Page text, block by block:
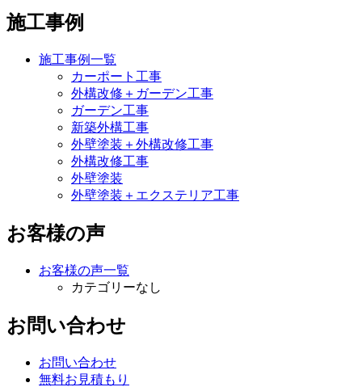
施工事例
施工事例一覧
カーポート工事
外構改修＋ガーデン工事
ガーデン工事
新築外構工事
外壁塗装＋外構改修工事
外構改修工事
外壁塗装
外壁塗装＋エクステリア工事
お客様の声
お客様の声一覧
カテゴリーなし
お問い合わせ
お問い合わせ
無料お見積もり